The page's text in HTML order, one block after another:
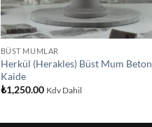
BÜST MUMLAR
Herkül (Herakles) Büst Mum Beton
Kaide
₺1,250.00 Kdv Dahil